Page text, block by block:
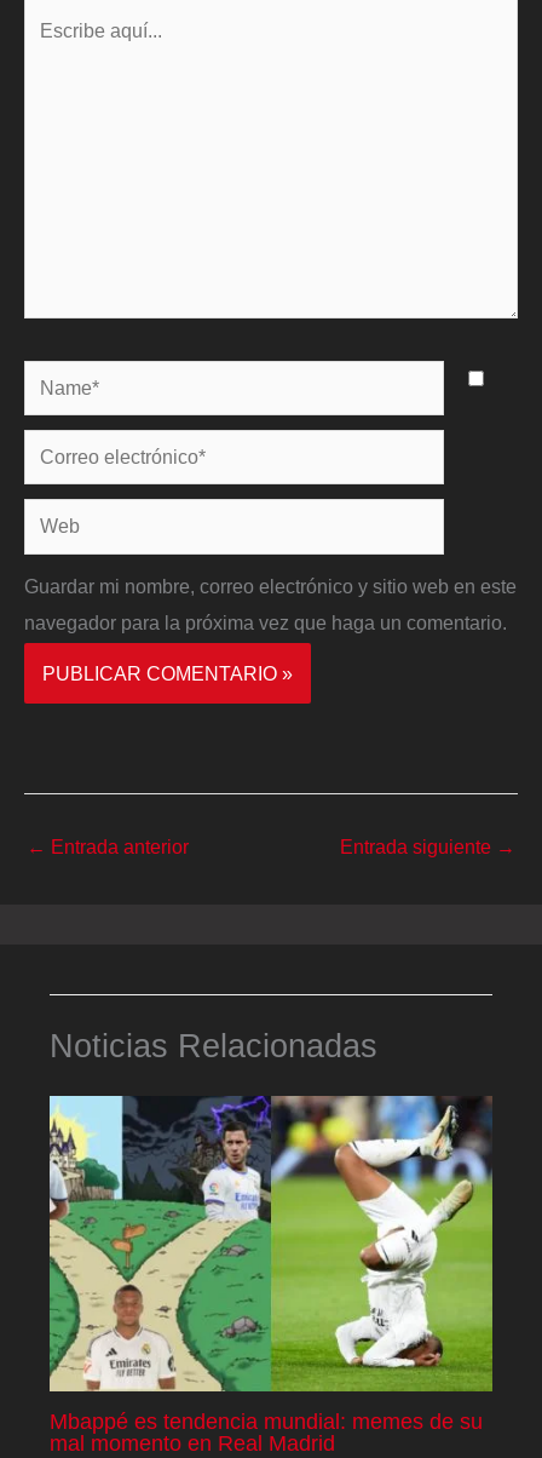
Name*
Correo
electrónico*
Web
Guardar mi nombre, correo electrónico y sitio web en este
navegador para la próxima vez que haga un comentario.
← Entrada anterior Entrada siguiente →
Noticias Relacionadas
Mbappé es tendencia mundial: memes de su
mal momento en Real Madrid